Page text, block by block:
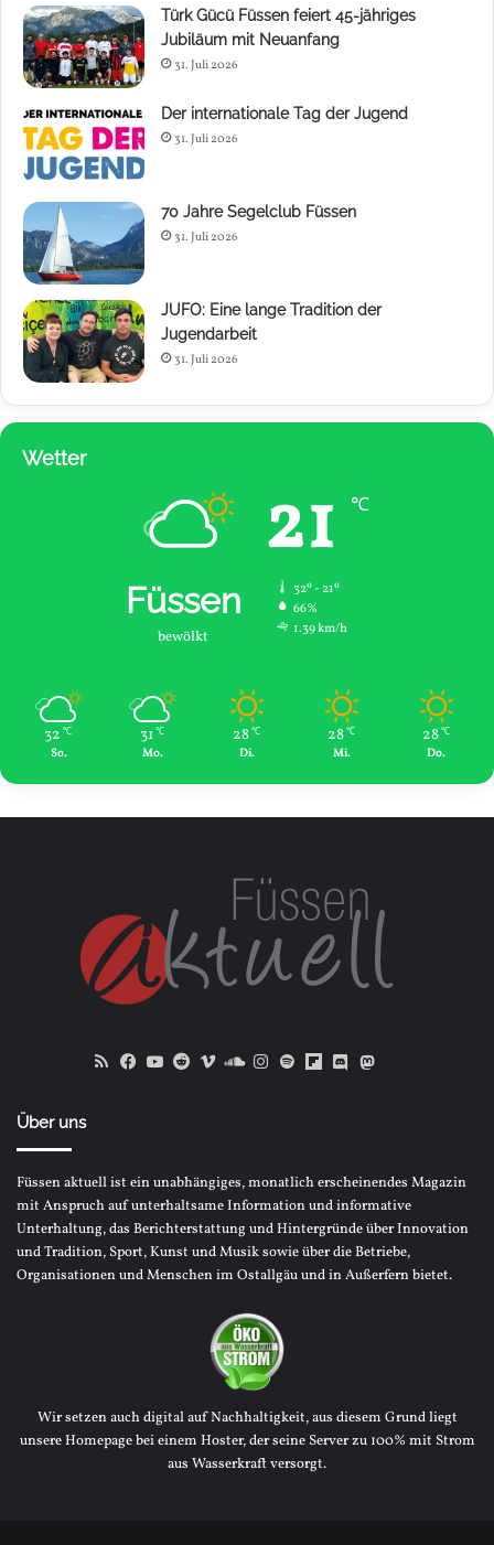
Türk Gücü Füssen feiert 45-jähriges
Jubiläum mit Neuanfang
31. Juli 2026
Der internationale Tag der Jugend
31. Juli 2026
70 Jahre Segelclub Füssen
31. Juli 2026
JUFO: Eine lange Tradition der
Jugendarbeit
31. Juli 2026
Wetter
Füssen
bewölkt
21 ℃
32º - 21º
66%
1.39 km/h
32 ℃
So.
31 ℃
Mo.
28 ℃
Di.
28 ℃
Mi.
28 ℃
Do.
RSS Facebook
YouTube
RedditVimeoSoundCloud
Instagram
SpotifyFlipboard
Discord
Über uns
Füssen aktuell ist ein unabhängiges, monatlich erscheinendes Magazin
mit Anspruch auf unterhaltsame Information und informative
Unterhaltung, das Berichterstattung und Hintergründe über Innovation
und Tradition, Sport, Kunst und Musik sowie über die Betriebe,
Organisationen und Menschen im Ostallgäu und in Außerfern bietet.
Wir setzen auch digital auf Nachhaltigkeit, aus diesem Grund liegt
unsere Homepage bei einem Hoster, der seine Server zu 100% mit Strom
aus Wasserkraft versorgt.